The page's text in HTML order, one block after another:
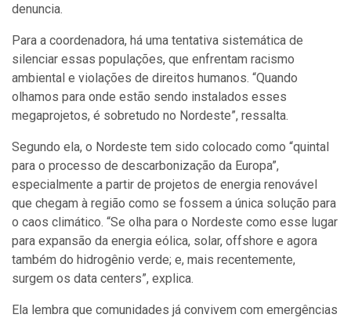
denuncia.
Para a coordenadora, há uma tentativa sistemática de
silenciar essas populações, que enfrentam racismo
ambiental e violações de direitos humanos. “Quando
olhamos para onde estão sendo instalados esses
megaprojetos, é sobretudo no Nordeste”, ressalta.
Segundo ela, o Nordeste tem sido colocado como “quintal
para o processo de descarbonização da Europa”,
especialmente a partir de projetos de energia renovável
que chegam à região como se fossem a única solução para
o caos climático. “Se olha para o Nordeste como esse lugar
para expansão da energia eólica, solar, offshore e agora
também do hidrogênio verde; e, mais recentemente,
surgem os data centers”, explica.
Ela lembra que comunidades já convivem com emergências